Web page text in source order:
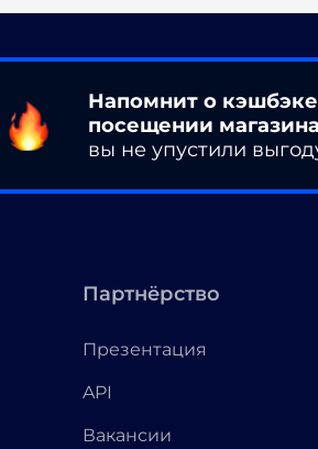
Напомнит о
посещении
вы не упустили
Партнёрство
Презентация
API
Вакансии